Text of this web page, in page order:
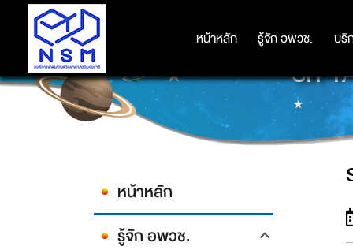
หน้าหลัก รู้จัก อพวช. บริ
หน้าหลัก รู้จัก อพวช. บริ
SIT
หน้าหลัก
รู้จัก อพวช.